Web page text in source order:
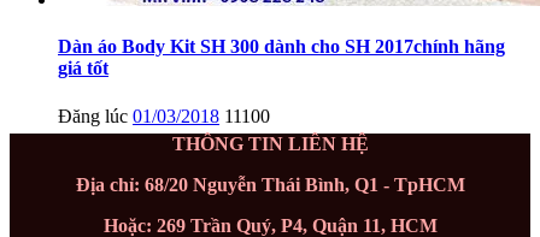
Dàn áo Body Kit SH 300 dành cho SH 2017chính hãng
giá tốt
Đăng lúc 01/03/2018 11100
THÔNG TIN LIÊN HỆ
Địa chỉ: 68/20 Nguyễn Thái Bình, Q1 - TpHCM
Hoặc: 269 Trần Quý, P4, Quận 11, HCM